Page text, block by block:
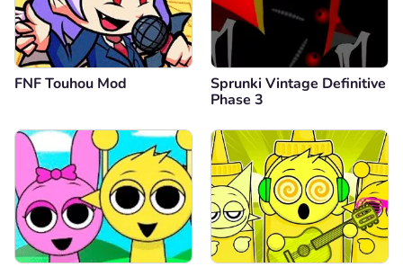
FNF Touhou Mod
Sprunki Vintage Definitive
Phase 3